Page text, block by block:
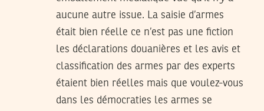
aucune autre issue. La saisie d’armes
était bien réelle ce n’est pas une fiction
les déclarations douanières et les avis et
classification des armes par des experts
étaient bien réelles mais que voulez-vous
dans les démocraties les armes se